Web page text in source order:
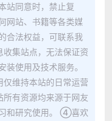
站同意时，禁止复
网站、书籍等各类媒
合法权益，可联系我
集站点，无法保证资
使用及技术服务。
维持本站的日常运营
有资源均来源于网友
和研究使用。 ④喜欢